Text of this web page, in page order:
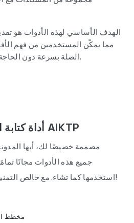
الهدف الأساسي لهذه الأدوات هو
مما يمكّن المستخدمين من فهم
الصلة بسرعة دون الحاجة إلى قراءة المستند بأكمله.
أداة كتابة المدونة المجانية من AIKTP
استخدمها كما تشاء. مع خالص التمنيات بمدونات سعيدة وفعالة!
مخطط